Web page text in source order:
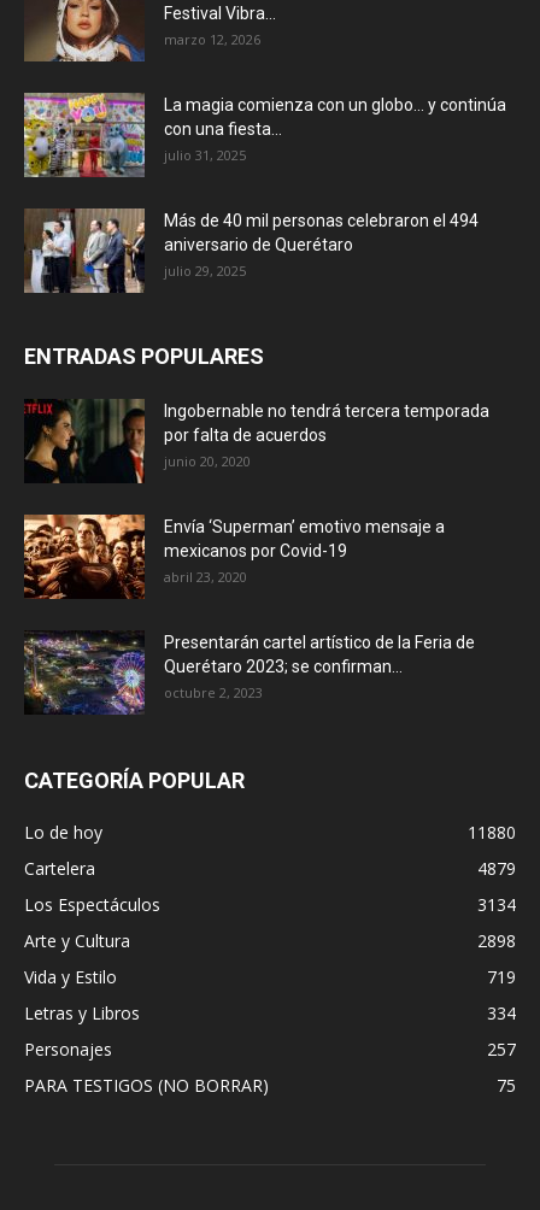
Festival Vibra...
marzo 12, 2026
La magia comienza con un globo… y continúa
con una fiesta...
julio 31, 2025
Más de 40 mil personas celebraron el 494
aniversario de Querétaro
julio 29, 2025
ENTRADAS POPULARES
Ingobernable no tendrá tercera temporada
por falta de acuerdos
junio 20, 2020
Envía ‘Superman’ emotivo mensaje a
mexicanos por Covid-19
abril 23, 2020
Presentarán cartel artístico de la Feria de
Querétaro 2023; se confirman...
octubre 2, 2023
CATEGORÍA POPULAR
Lo de hoy
11880
Cartelera
4879
Los Espectáculos
3134
Arte y Cultura
2898
Vida y Estilo
719
Letras y Libros
334
Personajes
257
PARA TESTIGOS (NO BORRAR)
75